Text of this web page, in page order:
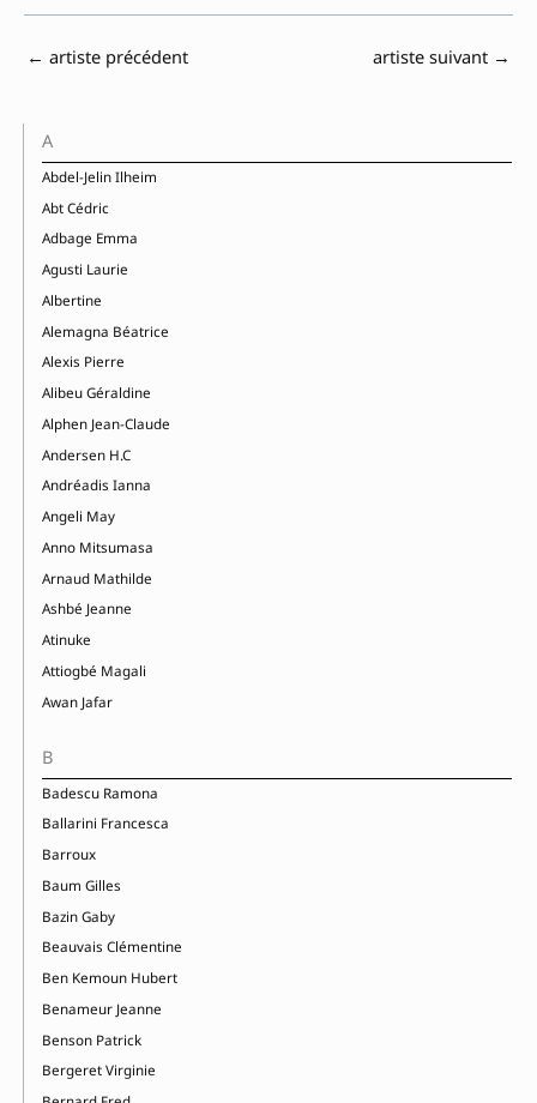
← artiste précédent artiste suivant →
A
Abdel-Jelin Ilheim
Abt Cédric
Adbage Emma
Agusti Laurie
Albertine
Alemagna Béatrice
Alexis Pierre
Alibeu Géraldine
Alphen Jean-Claude
Andersen H.C
Andréadis Ianna
Angeli May
Anno Mitsumasa
Arnaud Mathilde
Ashbé Jeanne
Atinuke
Attiogbé Magali
Awan Jafar
B
Badescu Ramona
Ballarini Francesca
Barroux
Baum Gilles
Bazin Gaby
Beauvais Clémentine
Ben Kemoun Hubert
Benameur Jeanne
Benson Patrick
Bergeret Virginie